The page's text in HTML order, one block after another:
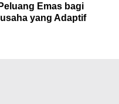
Emas bagi
yang Adaptif